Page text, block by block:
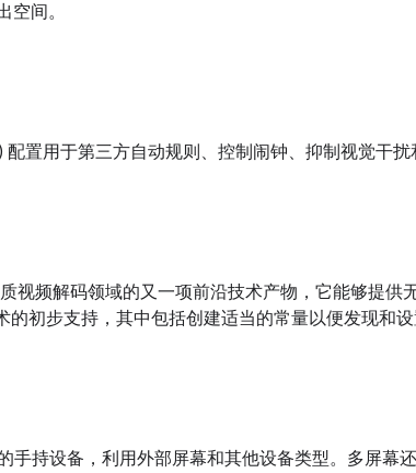
间。
置用于第三方自动规则、控制闹钟、抑制视觉干扰
视频解码领域的又一项前沿技术产物，它能够提供
的初步支持，其中包括创建适当的常量以便发现和设
手持设备，利用外部屏幕和其他设备类型。多屏幕